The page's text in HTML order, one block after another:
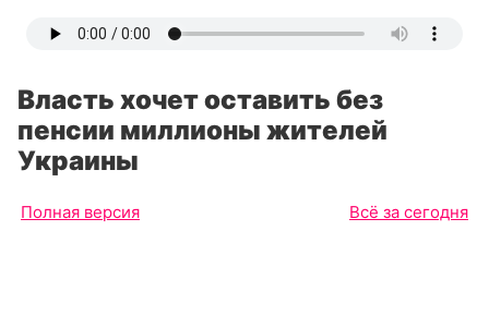
Власть хочет оставить без
пенсии миллионы жителей
Украины
Полная версия Всё за сегодня